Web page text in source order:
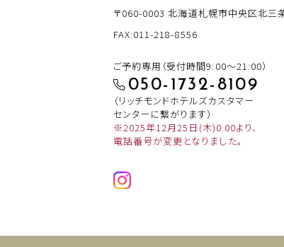
〒060-0003北海道札幌市中央区北三
FAX:011-218-8556
ご予約専用（受付時間9:00～21:00）
050-1732-8109
（リッチモンドホテルズカスタマー
センターに繋がります）
※2025年12月25日(木)0:00より、
電話番号が変更となりました。